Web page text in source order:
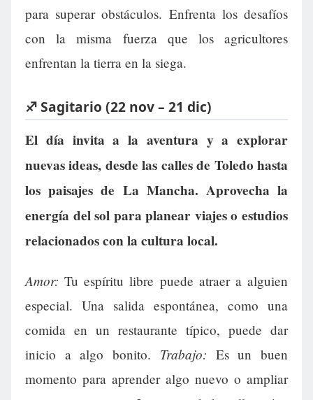
para superar obstáculos. Enfrenta los desafíos
con la misma fuerza que los agricultores
enfrentan la tierra en la siega.
♐ Sagitario (22 nov – 21 dic)
El día invita a la aventura y a explorar
nuevas ideas, desde las calles de Toledo hasta
los paisajes de La Mancha. Aprovecha la
energía del sol para planear viajes o estudios
relacionados con la cultura local.
Amor: Tu espíritu libre puede atraer a alguien
especial. Una salida espontánea, como una
comida en un restaurante típico, puede dar
inicio a algo bonito. Trabajo: Es un buen
momento para aprender algo nuevo o ampliar